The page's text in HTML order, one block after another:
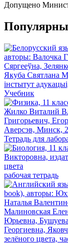
Допущено
Учебник
Тетрадь для
рабочая тетрадь